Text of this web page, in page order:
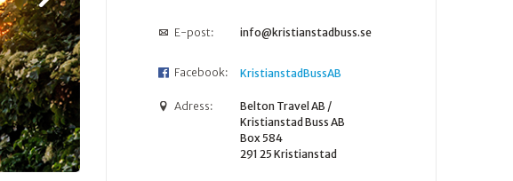
E-post: info@kristianstadbuss.se
Facebook: KristianstadBussAB
Adress:
Belton Travel AB /
Kristianstad Buss AB
Box 584
291 25 Kristianstad